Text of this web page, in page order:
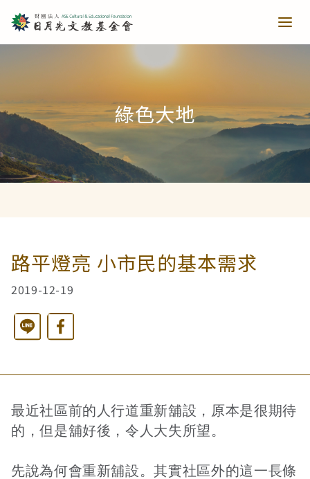
青少培育
助力培育
樂讀種書
教育推廣
當主播遇上古人第一季
全球華文學生文學獎-永續日月特別獎
藝文扎根
慈善同樂會
農田水利
最新動態
關於我們
綠色大地
路平燈亮 小市民的基本需求
2019-12-19
Line
最近社區前的人行道重新舖設，原本是很期待
的，但是舖好後，令人大失所望。
先說為何會重新舖設。其實社區外的這一長條